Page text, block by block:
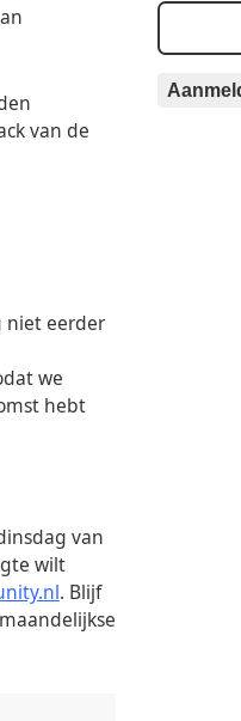
van de
niet eerder
we
hebt
van
wilt
. Blijf